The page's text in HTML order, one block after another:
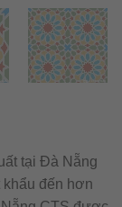
tại Đà Nẵng
khẩu đến hơn